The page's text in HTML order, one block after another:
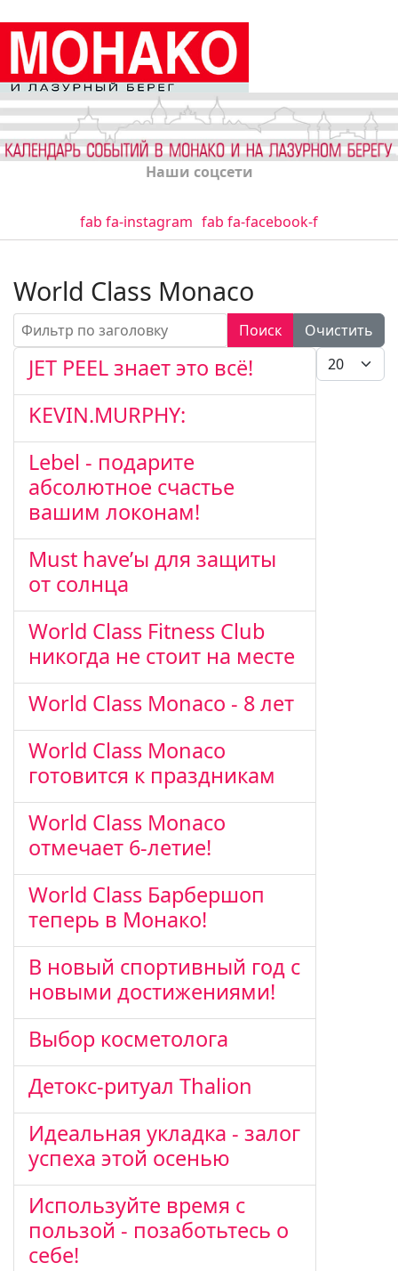
Наши соцсети
fab fa-instagram fab fa-facebook-f
World Class Monaco
Фильтр по заголовку Поиск
Очистить
Кол-во
JET PEEL знает это всё!
KEVIN.MURPHY:
Lebel - подарите
абсолютное счастье
вашим локонам!
Must have’ы для защиты
от солнца
World Class Fitness Club
никогда не стоит на месте
World Class Monaco - 8 лет
World Class Monaco
готовится к праздникам
World Class Monaco
отмечает 6-летие!
World Class Барбершоп
теперь в Монако!
В новый спортивный год с
новыми достижениями!
Выбор косметолога
Детокс-ритуал Thalion
Идеальная укладка - залог
успеха этой осенью
Используйте время с
пользой - позаботьтесь о
себе!